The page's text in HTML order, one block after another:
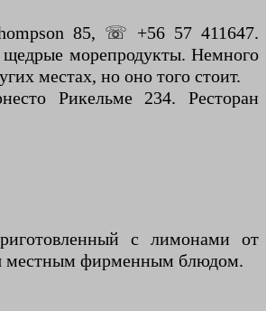
85, ☏ +56 57 411647.
морепродукты. Немного
местах, но оно того стоит.
Рикельме 234. Ресторан
с лимонами от
местным фирменным блюдом.